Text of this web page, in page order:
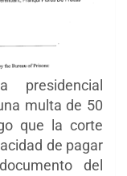
multa de 50
que la corte
de pagar
del